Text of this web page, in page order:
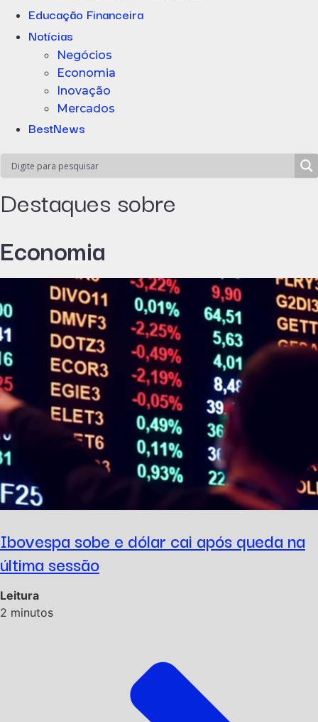
Educação Financeira
Notícias
Negócios
Economia
Inovação
Mercados
BestNews
Destaques sobre
Economia
Ibovespa sobe e dólar cai após queda na
última sessão
Leitura
2 minutos